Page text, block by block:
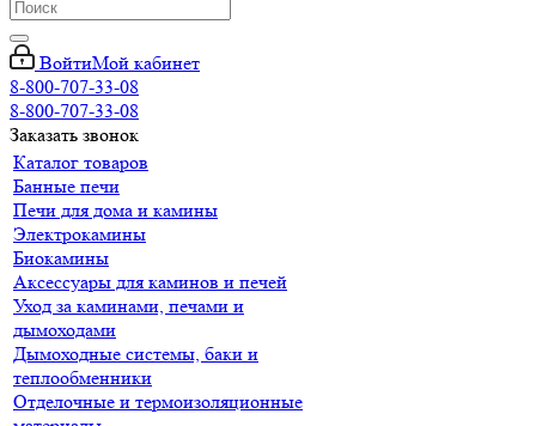
ВойтиМой кабинет
8-800-707-33-08
8-800-707-33-08
Заказать звонок
Каталог товаров
Банные печи
Печи для дома и камины
Электрокамины
Биокамины
Аксессуары для каминов и печей
Уход за каминами, печами и
дымоходами
Дымоходные системы, баки и
теплообменники
Отделочные и термоизоляционные